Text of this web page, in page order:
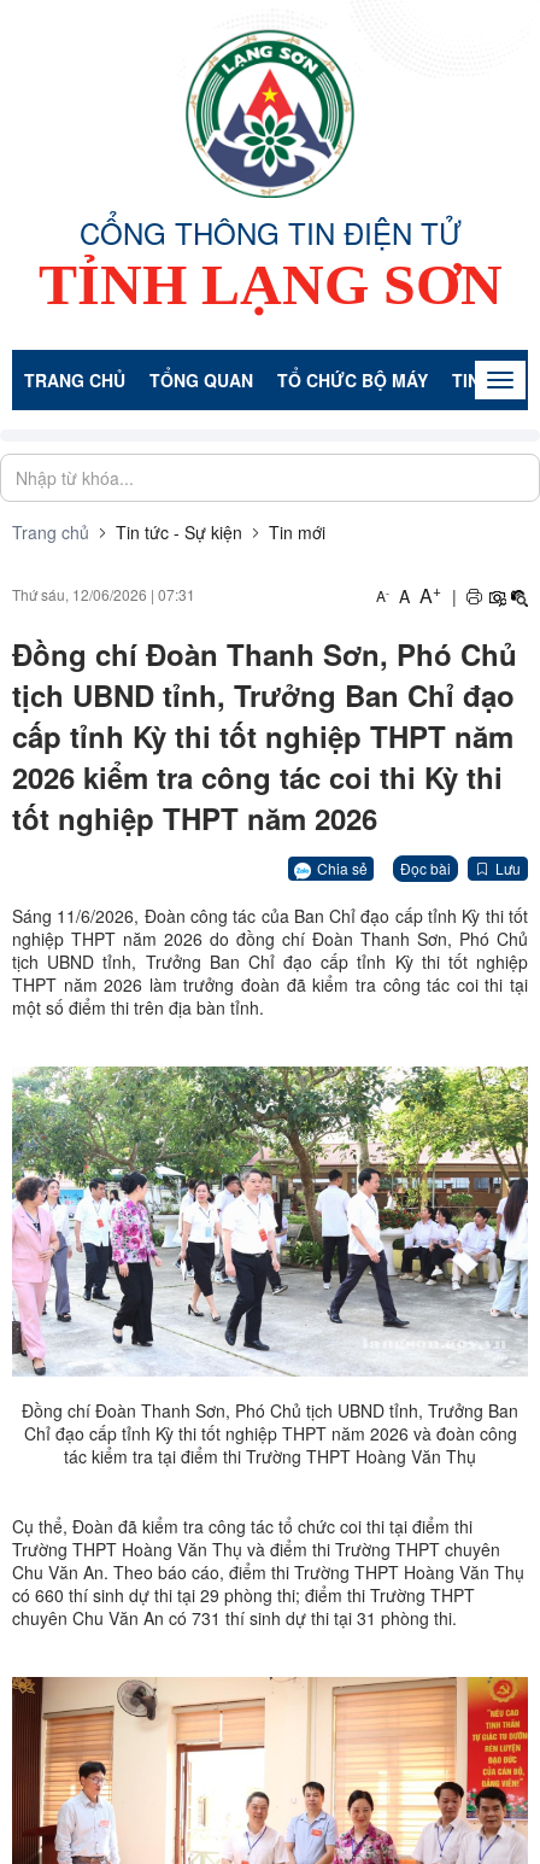
CỔNG THÔNG TIN ĐIỆN TỬ
TỈNH LẠNG SƠN
TRANG CHỦ TỔNG QUAN TỔ CHỨC BỘ MÁY TIN TỨC -
Trang chủ Tin tức - Sự kiện Tin mới
Thứ sáu, 12/06/2026 | 07:31 A- A A+ |
Đồng chí Đoàn Thanh Sơn, Phó Chủ
tịch UBND tỉnh, Trưởng Ban Chỉ đạo
cấp tỉnh Kỳ thi tốt nghiệp THPT năm
2026 kiểm tra công tác coi thi Kỳ thi
tốt nghiệp THPT năm 2026
Chia sẻ Đọc bài Lưu
Sáng 11/6/2026, Đoàn công tác của Ban Chỉ đạo cấp tỉnh Kỳ thi tốt
nghiệp THPT năm 2026 do đồng chí Đoàn Thanh Sơn, Phó Chủ
tịch UBND tỉnh, Trưởng Ban Chỉ đạo cấp tỉnh Kỳ thi tốt nghiệp
THPT năm 2026 làm trưởng đoàn đã kiểm tra công tác coi thi tại
một số điểm thi trên địa bàn tỉnh.
Đồng chí Đoàn Thanh Sơn, Phó Chủ tịch UBND tỉnh, Trưởng Ban
Chỉ đạo cấp tỉnh Kỳ thi tốt nghiệp THPT năm 2026 và đoàn công
tác kiểm tra tại điểm thi Trường THPT Hoàng Văn Thụ
Cụ thể, Đoàn đã kiểm tra công tác tổ chức coi thi tại điểm thi
Trường THPT Hoàng Văn Thụ và điểm thi Trường THPT chuyên
Chu Văn An. Theo báo cáo, điểm thi Trường THPT Hoàng Văn Thụ
có 660 thí sinh dự thi tại 29 phòng thi; điểm thi Trường THPT
chuyên Chu Văn An có 731 thí sinh dự thi tại 31 phòng thi.